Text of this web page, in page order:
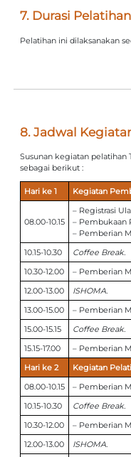
7. Durasi Pelatihan
Pelatihan ini dilaksanakan
8. Jadwal
Susunan kegiatan pelatihan
sebagai berikut :
Hari ke 1 Kegiatan
08.00-10.15
– Registrasi
– Pembukaan
– Pemberian
10.15-10.30
Coffee Break.
10.30-12.00
– Pemberian
12.00-13.00
ISHOMA.
13.00-15.00
– Pemberian
15.00-15.15
Coffee Break.
15.15-17.00
– Pemberian
Hari ke 2
Kegiatan
08.00-10.15
– Pemberian
10.15-10.30
Coffee Break.
10.30-12.00
– Pemberian
12.00-13.00
ISHOMA.